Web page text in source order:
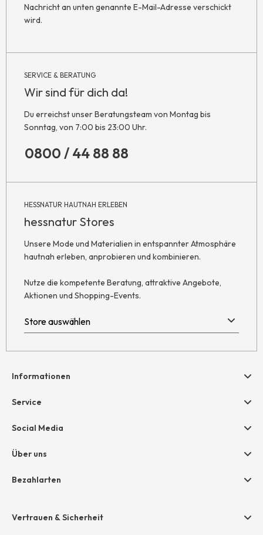
Nachricht an unten genannte E-Mail-Adresse verschickt
wird.
SERVICE & BERATUNG
Wir sind für dich da!
Du erreichst unser Beratungsteam von Montag bis
Sonntag, von 7:00 bis 23:00 Uhr.
0800 / 44 88 88
HESSNATUR HAUTNAH ERLEBEN
hessnatur Stores
Unsere Mode und Materialien in entspannter Atmosphäre
hautnah erleben, anprobieren und kombinieren.
Nutze die kompetente Beratung, attraktive Angebote,
Aktionen und Shopping-Events.
Informationen
Hilfe & Kontakt
Retoure
AGB
Datenschutz
Service
Geschenkgutscheine
Größentabelle
Social Media
Über uns
Unternehmen
Bezahlarten
Amazon Pay
Vertrauen & Sicherheit